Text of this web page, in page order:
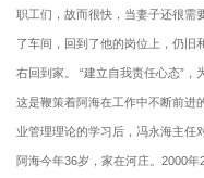
职工们，故而很快，当妻子还很需
了车间，回到了他的岗位上，仍旧
右回到家。 “建立自我责任心态”，
这是鞭策着阿海在工作中不断前进
业管理理论的学习后，冯永海主任
阿海今年36岁，家在河庄。2000